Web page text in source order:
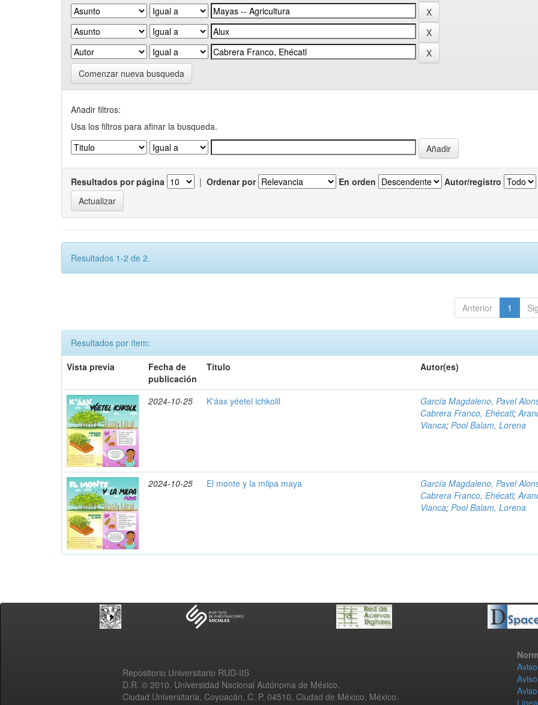
Comenzar nueva busqueda
Añadir filtros:
Usa los filtros para afinar la busqueda.
Resultados por página | Ordenar por En orden Autor/registro
Resultados 1-2 de 2.
Anterior 1
Resultados por ítem:
Vista previa
Fecha de
publicación
Título Autor(es)
2024-10-25 Kʼáax yéetel ichkolil García Magdaleno, Pavel
Cabrera Franco, Ehécatl;
Vianca;Pool Balam, Lorena
2024-10-25 El monte y la milpa maya García Magdaleno, Pavel
Cabrera Franco, Ehécatl;
Vianca;Pool Balam, Lorena
Repositorio Universitario RUD-IIS
D.R. © 2010. Universidad Nacional Autónoma de México.
Ciudad Universitaria, Coyoacán, C. P. 04510, Ciudad de México, México.